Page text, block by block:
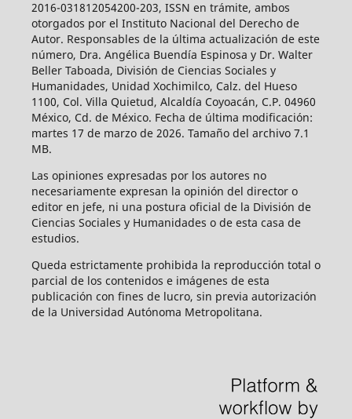
2016-031812054200-203, ISSN en trámite, ambos
otorgados por el Instituto Nacional del Derecho de
Autor. Responsables de la última actualización de este
número, Dra. Angélica Buendía Espinosa y Dr. Walter
Beller Taboada, División de Ciencias Sociales y
Humanidades, Unidad Xochimilco, Calz. del Hueso
1100, Col. Villa Quietud, Alcaldía Coyoacán, C.P. 04960
México, Cd. de México. Fecha de última modificación:
martes 17 de marzo de 2026. Tamaño del archivo 7.1
MB.
Las opiniones expresadas por los autores no
necesariamente expresan la opinión del director o
editor en jefe, ni una postura oficial de la División de
Ciencias Sociales y Humanidades o de esta casa de
estudios.
Queda estrictamente prohibida la reproducción total o
parcial de los contenidos e imágenes de esta
publicación con fines de lucro, sin previa autorización
de la Universidad Autónoma Metropolitana.